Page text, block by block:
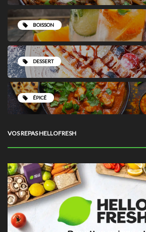
BOISSON
DESSERT
ÉPICÉ
VOS REPAS HELLOFRESH